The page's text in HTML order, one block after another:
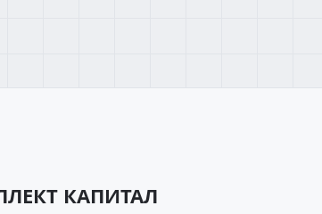
КАПИТАЛ